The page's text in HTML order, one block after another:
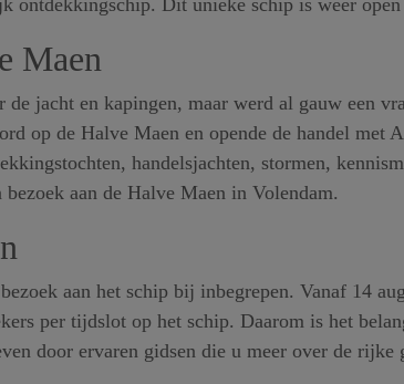
ontdekkingschip. Dit unieke schip is weer
Maen
jacht en kapingen, maar werd al gauw een
op de Halve Maen en opende de handel
handelsjachten, stormen,
aan de Halve Maen in Volendam.
aan het schip bij inbegrepen. Vanaf 14
per tijdslot op het schip. Daarom is het
door ervaren gidsen die u meer over de rijke